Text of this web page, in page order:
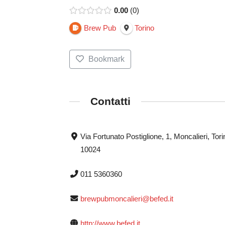
0.00 0
Brew Pub Torino
Bookmark
Contatti
Via Fortunato Postiglione, 1, Moncalieri,
10024
011 5360360
brewpubmoncalieri@befed.it
http://www.befed.it